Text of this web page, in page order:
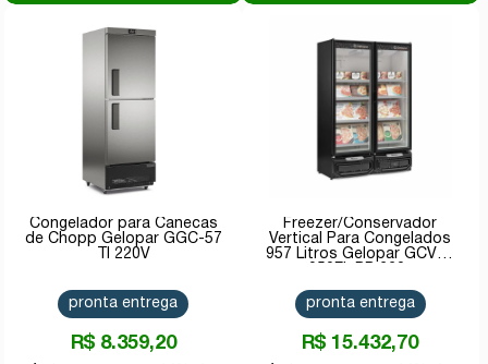
Congelador para Canecas
de Chopp Gelopar GGC-57
TI 220V
R$ 8.359,20
pronta entrega
Freezer/Conservador
Vertical Para Congelados
957 Litros Gelopar GCVC-
R$ 15.432,70
pronta entrega